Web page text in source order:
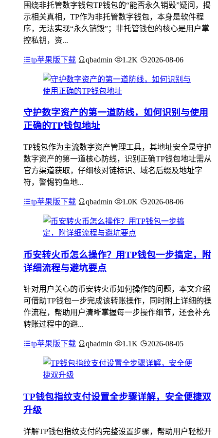
围绕非托管数字钱包TP钱包的“能否永久销毁”疑问，揭
示相关真相，TP作为非托管数字钱包，本身是软件程
序，无法实现“永久销毁”；非托管钱包的核心是用户掌
控私钥，资...
tp苹果版下载 qbadmin 1.2K 2026-08-06
守护数字资产的第一道防线，如何识别与使用
正确的TP钱包地址
TP钱包作为主流数字资产管理工具，其地址安全是守护
数字资产的第一道核心防线，识别正确TP钱包地址需从
官方渠道获取，仔细核对链标识、域名后缀及地址字
符，警惕钓鱼地...
tp苹果版下载 qbadmin 1.0K 2026-08-06
币安转火币怎么操作？用TP钱包一步搞定，附
详细流程与避坑要点
针对用户关心的币安转火币如何操作的问题，本文介绍
可借助TP钱包一步完成该转账操作，同时附上详细的操
作流程，帮助用户清晰掌握每一步操作细节，还会补充
转账过程中的避...
tp苹果版下载 qbadmin 1.1K 2026-08-05
TP钱包指纹支付设置全步骤详解，安全便捷双
升级
详解TP钱包指纹支付的完整设置步骤，帮助用户轻松开